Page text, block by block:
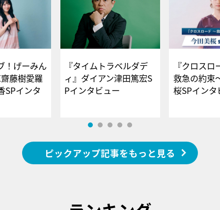
！げーみん
藤樹愛羅
SPインタ
『タイムトラベルダデ
ィ』ダイアン津田篤宏S
Pインタビュー
『クロス
救急の約束
桜SPイ
ピックアップ記事をもっと見る